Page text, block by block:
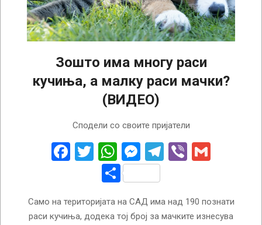
Зошто има многу раси
кучиња, а малку раси мачки?
(ВИДЕО)
Сподели со своите пријатели
Facebook
Twitter
WhatsApp
Messenger
Telegram
Viber
Share
Само на територијата на САД има над 190 познати
раси кучиња, додека тој број за мачките изнесува